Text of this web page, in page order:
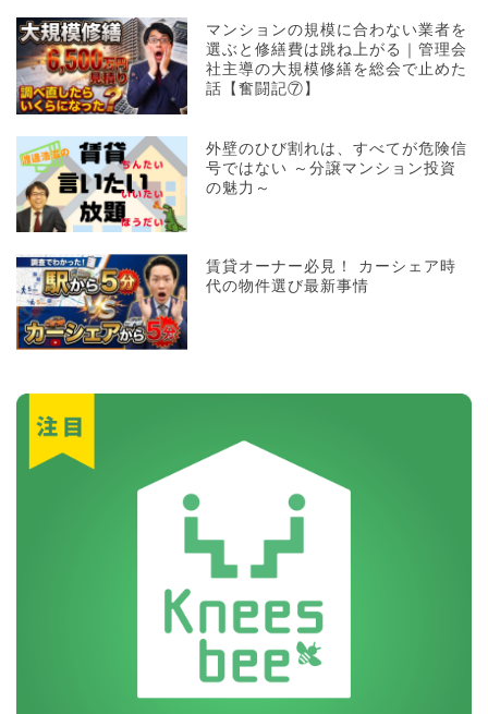
マンションの規模に合わない業者を
選ぶと修繕費は跳ね上がる｜管理会
社主導の大規模修繕を総会で止めた
話【奮闘記⑦】
外壁のひび割れは、すべてが危険信
号ではない ～分譲マンション投資
の魅力～
賃貸オーナー必見！ カーシェア時
代の物件選び最新事情